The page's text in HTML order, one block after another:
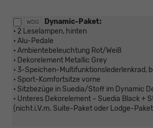
WDG
Dynamic-Paket:
• 2 Leselampen, hinten
• Alu-Pedale
• Ambientebeleuchtung Rot/Weiß
• Dekorelement Metallic Grey
• 3-Speichen-Multifunktionslederlenkrad,
• Sport-Komfortsitze vorne
• Sitzbezüge in Suedia/Stoff im Dynamic
• Unteres Dekorelement – Suedia Black +
(nicht i.V.m. Suite-Paket oder Lodge-Paket